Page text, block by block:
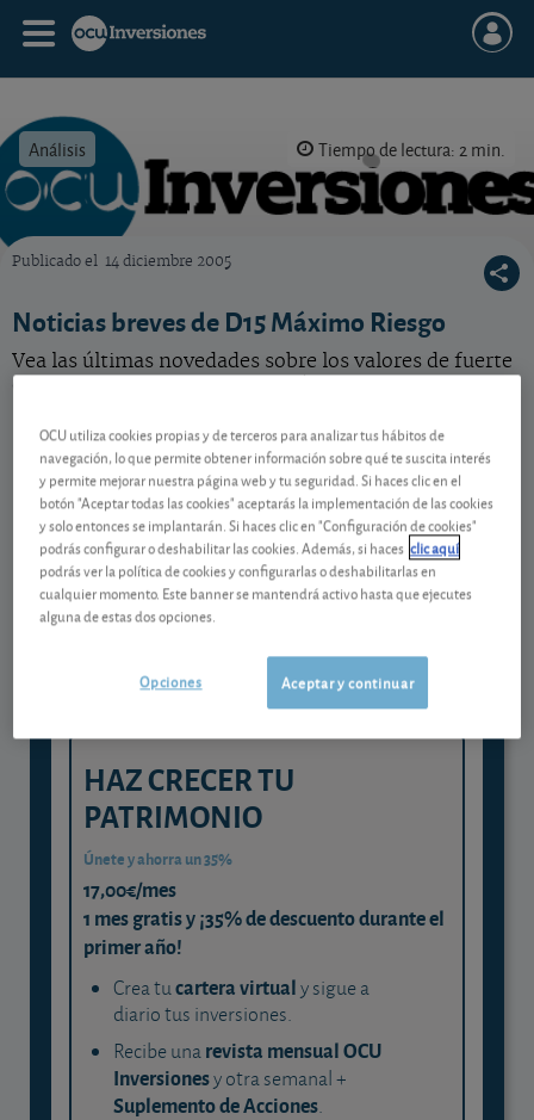
Análisis Tiempo de lectura: 2 min.
Publicado el 14 diciembre 2005
Noticias breves de D15 Máximo Riesgo
Vea las últimas novedades sobre los valores de fuerte
Contenido reservado a SOCIOS
Gestiona tu dinero con visión
experta
y consigue que cada euro trabaje
HAZ CRECER TU
PATRIMONIO
Únete y ahorra un 35%
17,00€/mes
1 mes gratis y ¡35% de descuento durante el
primer año!
Crea tucartera virtualy sigue a
diario tus inversiones.
Recibe unarevista mensual OCU
Inversionesy otra semanal +
Suplemento de Acciones.
OCU utiliza cookies propias y de terceros para analizar tus hábitos de
navegación, lo que permite obtener información sobre qué te suscita interés
y permite mejorar nuestra página web y tu seguridad. Si haces clic en el
botón "Aceptar todas las cookies" aceptarás la implementación de las cookies
y solo entonces se implantarán. Si haces clic en "Configuración de cookies"
podrás configurar o deshabilitar las cookies. Además, si haces clic aquí
podrás ver la política de cookies y configurarlas o deshabilitarlas en
cualquier momento. Este banner se mantendrá activo hasta que ejecutes
alguna de estas dos opciones.
Aceptar y continuar
Opciones